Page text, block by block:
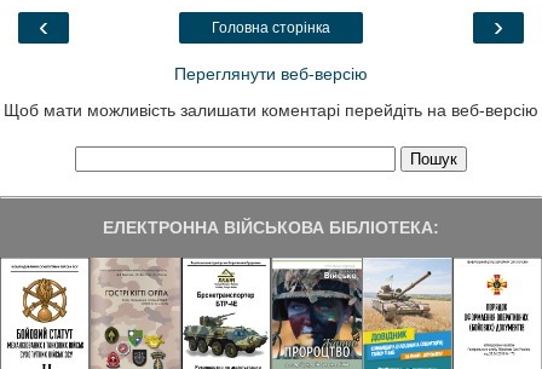
o
a
‹ ›
Головна сторінка
Переглянути веб-версію
Щоб мати можливість залишати коментарі перейдіть на веб-версію
ЕЛЕКТРОННА ВІЙСЬКОВА БІБЛІОТЕКА: